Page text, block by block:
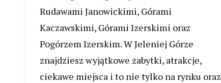
Rudawami Janowickimi, Górami
Kaczawskimi, Górami Izerskimi oraz
Pogórzem Izerskim. W Jeleniej Górze
znajdziesz wyjątkowe zabytki, atrakcje,
ciekawe miejsca i to nie tylko na rynku oraz